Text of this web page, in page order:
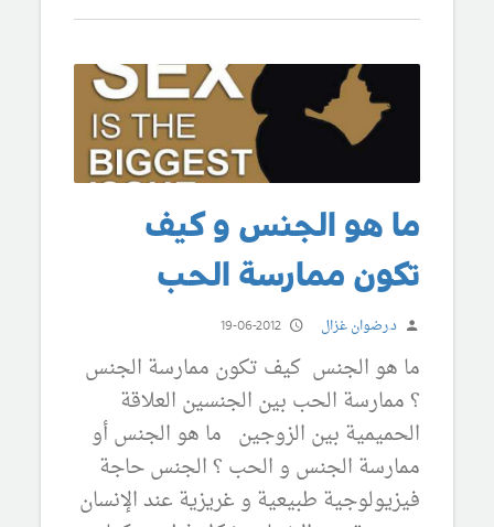
ما هو الجنس و كيف
تكون ممارسة الحب
د.رضوان غزال 19-06-2012
ما هو الجنس كيف تكون ممارسة الجنس
؟ ممارسة الحب بين الجنسين العلاقة
الحميمية بين الزوجين ما هو الجنس أو
ممارسة الجنس و الحب ؟ الجنس حاجة
فيزيولوجية طبيعية و غريزية عند الإنسان